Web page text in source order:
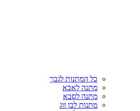
כל המתנות לגבר
מתנה לאבא
מתנה לסבא
מתנות לבן זוג